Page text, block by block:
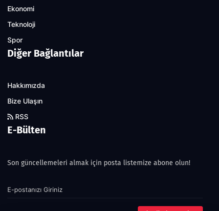
Ekonomi
Teknoloji
Spor
Diğer Bağlantılar
Hakkımızda
Bize Ulaşın
RSS
E-Bülten
Son güncellemeleri almak için posta listemize abone olun!